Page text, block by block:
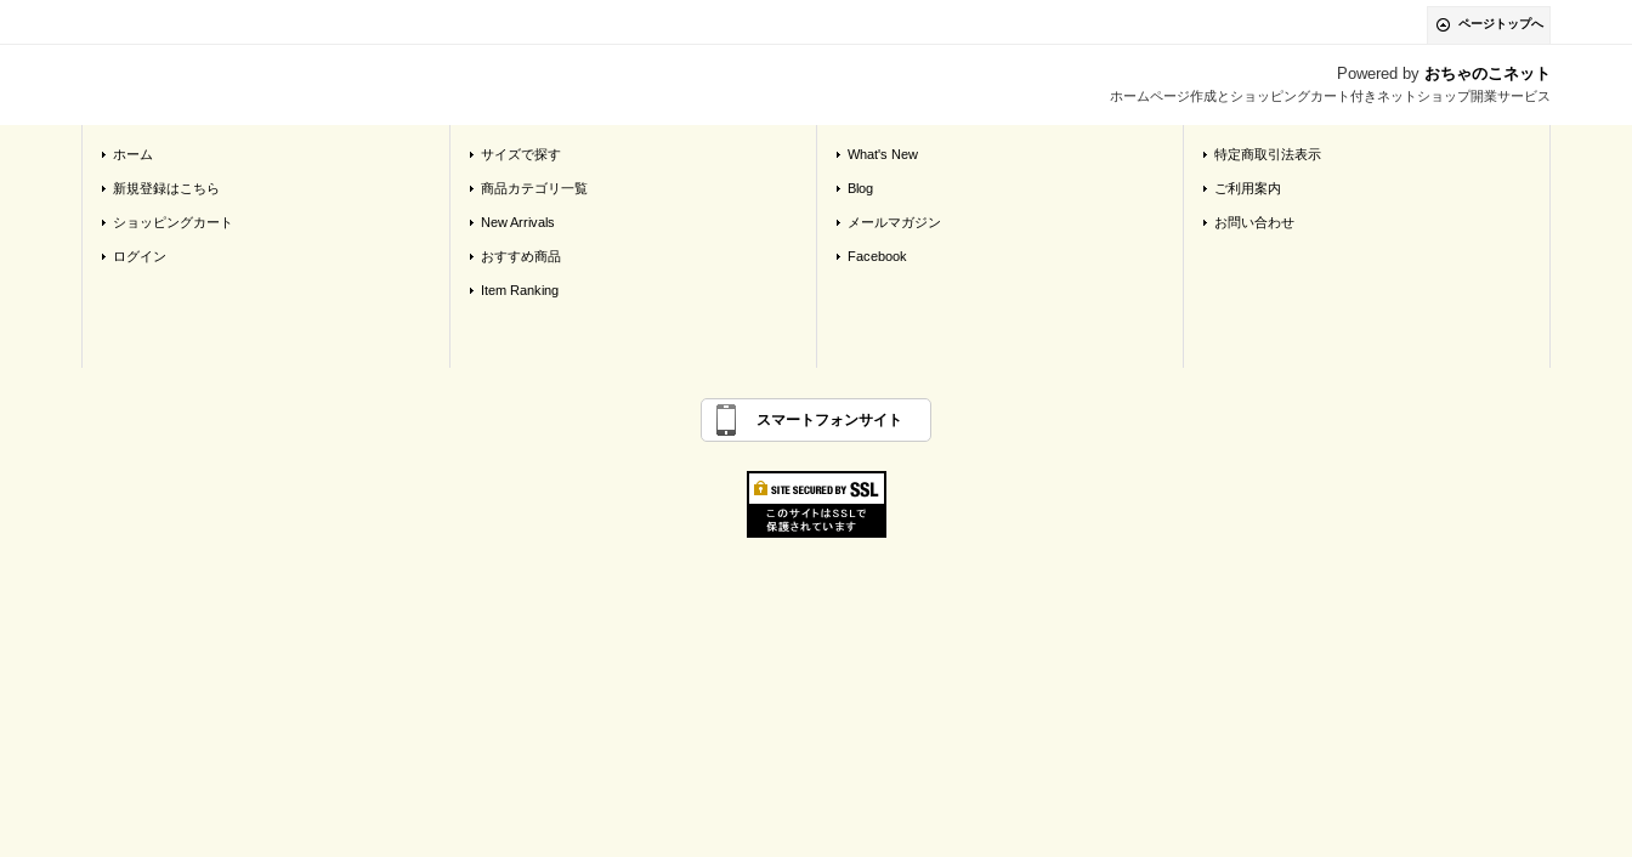
ページトップへ
Powered by おちゃのこネット
ホームページ作成とショッピングカート付きネットショップ開業サービス
ホーム
新規登録はこちら
ショッピングカート
ログイン
サイズで探す
商品カテゴリ一覧
New Arrivals
おすすめ商品
Item Ranking
What's New
Blog
メールマガジン
Facebook
特定商取引法表示
ご利用案内
お問い合わせ
スマートフォンサイト